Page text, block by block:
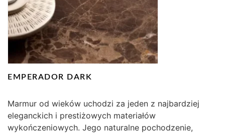
EMPERADOR DARK
Marmur od wieków uchodzi za jeden z najbardziej
eleganckich i prestiżowych materiałów
wykończeniowych. Jego naturalne pochodzenie,